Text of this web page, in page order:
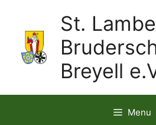
St.
Breyell
Menu